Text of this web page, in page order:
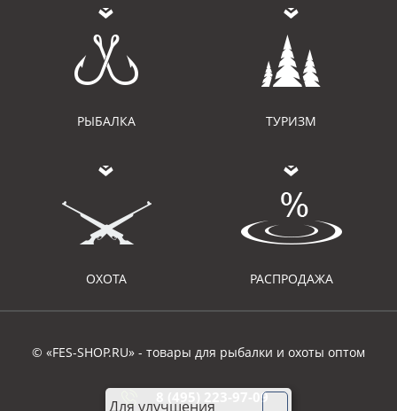
РЫБАЛКА ТУРИЗМ
ОХОТА РАСПРОДАЖА
© «FES-SHOP.RU» - товары для рыбалки и охоты оптом
8 (495) 223-97-09
Для улучшения